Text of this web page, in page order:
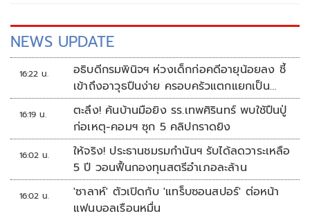
On-Site จำนวน 2,000 สิทธิ์
NEWS UPDATE
16:22 น.
อธิบดีกรมพินิจฯ ห่วงเด็กก่อคดีอายุน้อยลง ชี้
เข้าถึงอาวุธปืนง่าย ครอบครัวแตกแยกเป็น
ชนวนสำคัญ
16:19 น.
ตะลึง! ค้นบ้านมือยิง รร.เทพศิรินทร์ พบใช้ปืนปู่
ก่อเหตุ-คอมฯ ซุก 5 คลิปกราดยิง
16:02 น.
ให้จริง! ประธานชมรมกำนันฯ รับได้ลดวาระเหลือ
5 ปี วอนฟื้นกองทุนสตรีอำเภอละล้าน
16:02 น.
'ซาลาห์' ตัวเปิดกับ 'แทร็บซอนสปอร์' ต่อหน้า
แฟนบอลเรือนหมื่น